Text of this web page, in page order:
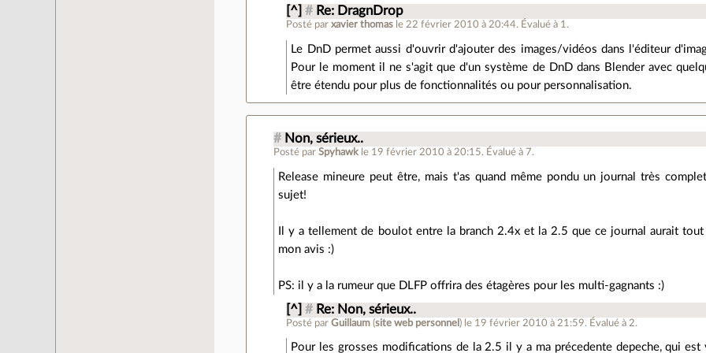
[^] # Re: DragnDrop
Posté parxavier thomas le 22 février 2010 à 20:44. Évalué à 1 .
Le DnD permet aussi d'ouvrir d'ajouter des images/vidéos dans l'éditeur
Pour le moment il ne s'agit que d'un système de DnD dans Blender avec
être étendu pour plus de fonctionnalités ou pour personnalisation.
# Non, sérieux..
Posté parSpyhawk le 19 février 2010 à 20:15. Évalué à7.
Release mineure peut être, mais t'as quand même pondu un journal très
sujet!
Il y a tellement de boulot entre la branch 2.4x et la 2.5 que ce journal aurait tout
mon avis :)
PS: il y a la rumeur que DLFP offrira des étagères pour les multi-gagnants :)
[^] # Re: Non, sérieux..
Posté parGuillaum (site web personnel ) le 19 février 2010 à 21:59. Évalué à 2.
Pour les grosses modifications de la 2.5 il y a ma précedente depeche, qui